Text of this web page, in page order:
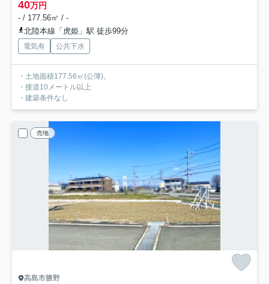
40万円
- / 177.56㎡ / -
北陸本線「虎姫」駅 徒歩99分
電気有 公共下水
・土地面積177.56㎡(公簿)。
・接道10メートル以上
・建築条件なし
売地
高島市勝野